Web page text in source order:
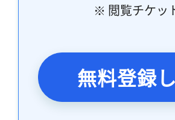
※ 閲覧チケッ
無料登録